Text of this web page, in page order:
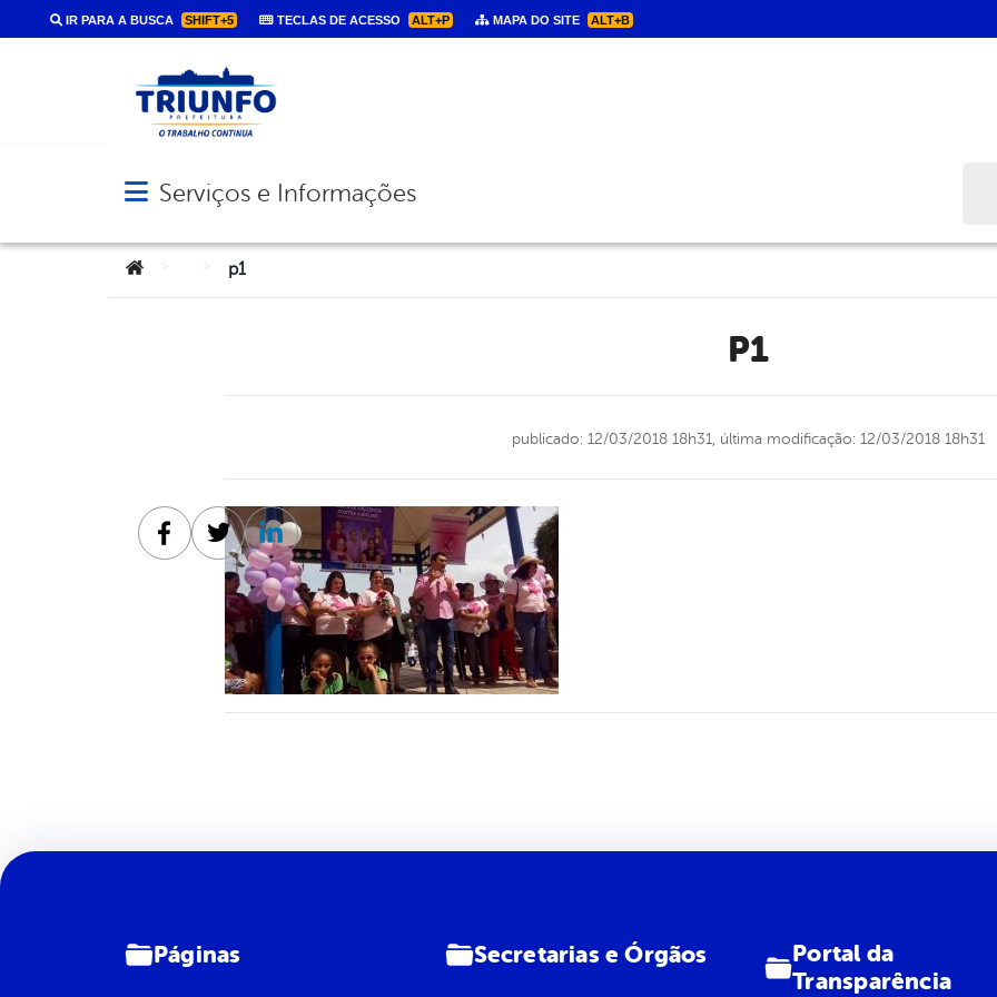
IR PARA A BUSCA SHIFT+5 TECLAS DE ACESSO ALT+P MAPA DO SITE ALT+B
Abrir menu principal de navegação
Serviços e Informações
Você está aqui:
p1
p1
publicado: 12/03/2018 18h31, última modificação: 12/03/2018 18h31
Facebook
TwitterLinkedin
Páginas Secretarias e Órgãos
Portal da
Transparência